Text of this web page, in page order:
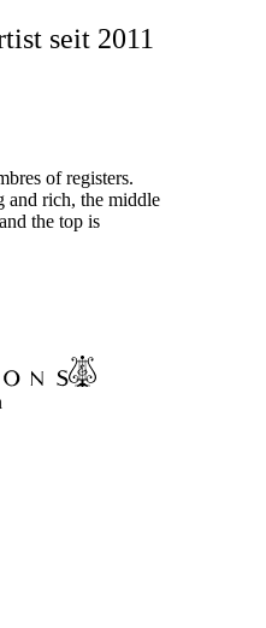
seit 2011
of registers.
and rich, the middle
the top is